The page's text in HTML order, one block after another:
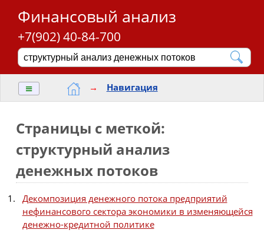
Финансовый анализ
+7(902) 40-84-700
≡ → Навигация
Страницы с меткой:
структурный анализ
денежных потоков
Декомпозиция денежного потока предприятий
нефинансового сектора экономики в изменяющейся
денежно-кредитной политике